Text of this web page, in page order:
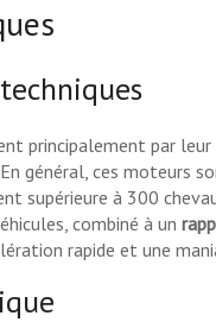
principalement par leur
général, ces moteurs
supérieure à 300
combiné à un
rapide et une